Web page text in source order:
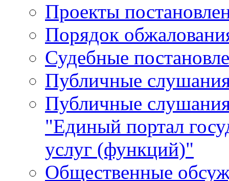
Проекты
Порядок
Судебные
Публичные
Публичные
"Единый портал
услуг (функций)"
Общественные